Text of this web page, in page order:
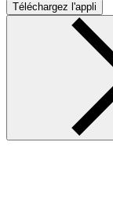
Téléchargez l'appli